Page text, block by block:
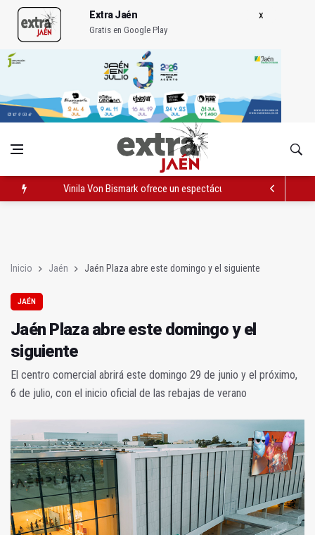
Extra Jaén
Gratis en Google Play
Vinila Von Bismark ofrece un espectáculo "rompedor" en el
Inicio Jaén Jaén Plaza abre este domingo y el siguiente
JAÉN
Jaén Plaza abre este domingo y el
siguiente
El centro comercial abrirá este domingo 29 de junio y el próximo,
6 de julio, con el inicio oficial de las rebajas de verano